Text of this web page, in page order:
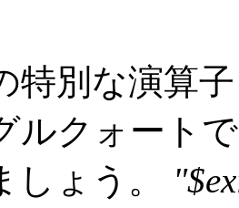
特別な演算
ルクォート
しょう。